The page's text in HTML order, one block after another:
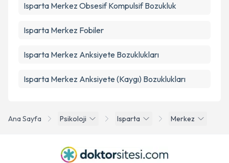
Ana Sayfa Psikoloji Isparta Merkez
Isparta Merkez Obsesif Kompulsif Bozukluk
Isparta Merkez Fobiler
Isparta Merkez Anksiyete Bozuklukları
Isparta Merkez Anksiyete (Kaygı) Bozuklukları